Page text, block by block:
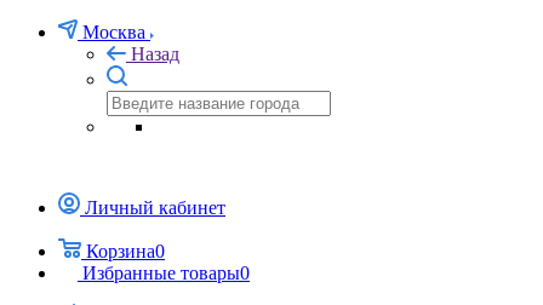
Москва
Назад
Личный кабинет
Корзина0
Избранные товары0